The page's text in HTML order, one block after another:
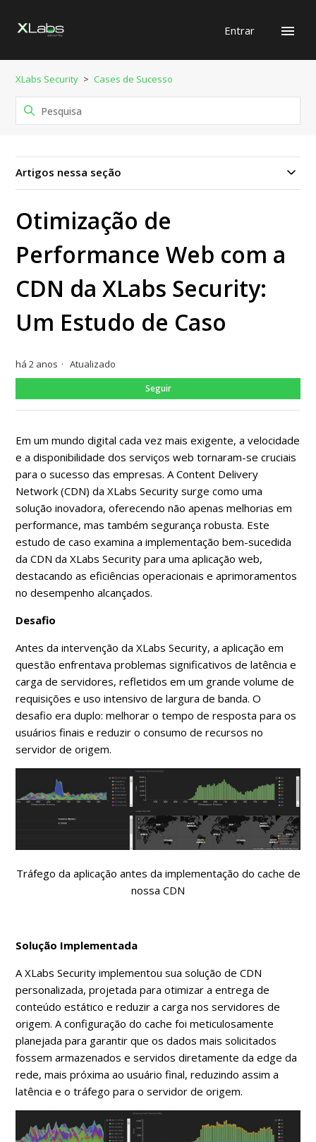
Entrar
XLabs Security Cases de Sucesso
Artigos nessa seção
Otimização de
Performance Web com a
CDN da XLabs Security:
Um Estudo de Caso
há 2 anos Atualizado
Seguir
Em um mundo digital cada vez mais exigente, a velocidade
e a disponibilidade dos serviços web tornaram-se cruciais
para o sucesso das empresas. A Content Delivery
Network (CDN) da XLabs Security surge como uma
solução inovadora, oferecendo não apenas melhorias em
performance, mas também segurança robusta. Este
estudo de caso examina a implementação bem-sucedida
da CDN da XLabs Security para uma aplicação web,
destacando as eficiências operacionais e aprimoramentos
no desempenho alcançados.
Desafio
Antes da intervenção da XLabs Security, a aplicação em
questão enfrentava problemas significativos de latência e
carga de servidores, refletidos em um grande volume de
requisições e uso intensivo de largura de banda. O
desafio era duplo: melhorar o tempo de resposta para os
usuários finais e reduzir o consumo de recursos no
servidor de origem.
Tráfego da aplicação antes da implementação do cache de
nossa CDN
Solução Implementada
A XLabs Security implementou sua solução de CDN
personalizada, projetada para otimizar a entrega de
conteúdo estático e reduzir a carga nos servidores de
origem. A configuração do cache foi meticulosamente
planejada para garantir que os dados mais solicitados
fossem armazenados e servidos diretamente da edge da
rede, mais próxima ao usuário final, reduzindo assim a
latência e o tráfego para o servidor de origem.